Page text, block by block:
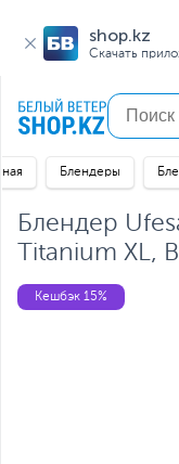
shop.kz
Скачать
Блендеры
Блендер
Titanium XL,
Кешбэк 15%